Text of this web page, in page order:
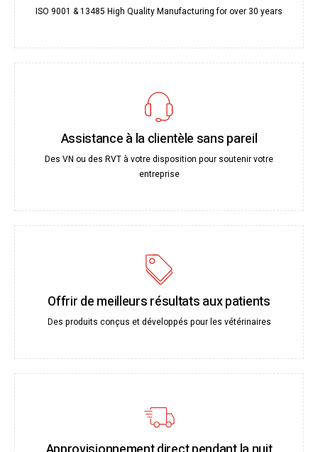
ISO 9001 & 13485 High Quality Manufacturing for over 30 years
Assistance à la clientèle sans pareil
Des VN ou des RVT à votre disposition pour soutenir votre
entreprise
Offrir de meilleurs résultats aux patients
Des produits conçus et développés pour les vétérinaires